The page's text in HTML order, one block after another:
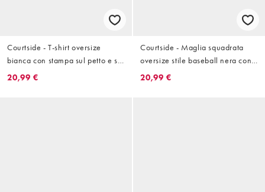
Courtside - T-shirt oversize
bianca con stampa sul petto e sul
retro
20,99 €
Courtside - Maglia squadrata
oversize stile baseball nera con
logo rosso applicato
20,99 €